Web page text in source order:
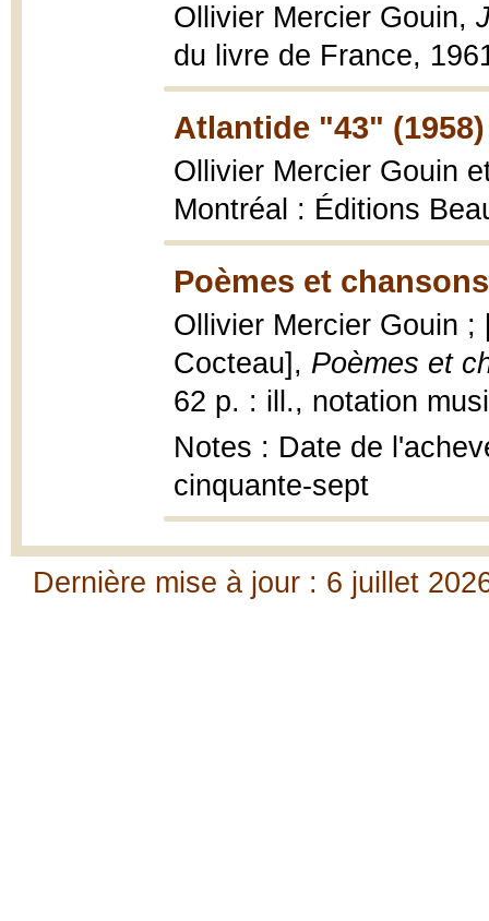
Ollivier Mercier Gouin,
du livre de France,
Atlantide "43" (1958)
Ollivier Mercier Gouin
Montréal : Éditions
Poèmes et
Ollivier Mercier Gouin
Cocteau], Poèmes et
62 p. : ill., notation
Notes : Date de
cinquante-sept
Dernière mise à jour : 6 juillet